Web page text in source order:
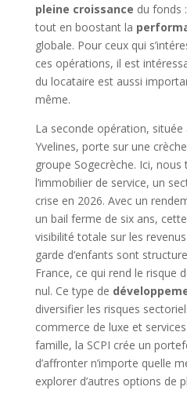
pleine croissance du fonds
tout en boostant la
globale. Pour ceux qui
ces opérations, il est
du locataire est aussi
même.
La seconde opération, située
Yvelines, porte sur une
groupe Sogecrèche. Ici,
l’immobilier de service, un
crise en 2026. Avec un
un bail ferme de six ans,
visibilité totale sur les
garde d’enfants sont
France, ce qui rend le risque
nul. Ce type de
diversifier les risques
commerce de luxe et
famille, la SCPI crée un
d’affronter n’importe quelle
explorer d’autres options de